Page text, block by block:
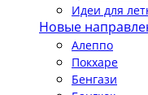
Идеи для
Новые
Алеппо
Покхаре
Бенгази